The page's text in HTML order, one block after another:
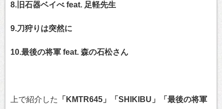
8.旧石器ベイべ feat. 足軽先生
9.刀狩りは突然に
10.最後の将軍 feat. 森の石松さん
上で紹介した 「KMTR645」「SHIKIBU」「最後の将軍